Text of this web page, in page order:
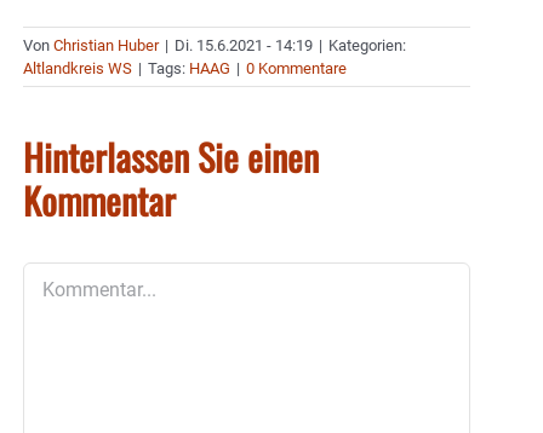
Von Christian Huber | Di. 15.6.2021 - 14:19 | Kategorien:
Altlandkreis WS | Tags: HAAG | 0 Kommentare
Hinterlassen Sie einen
Kommentar